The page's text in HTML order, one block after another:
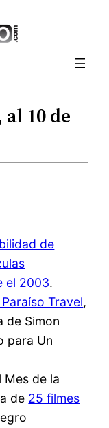
10 de
de
el 2003.
Travel,
de Simon
para Un
Mes de la
de 25 filmes